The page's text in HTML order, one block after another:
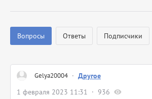
Вопросы Ответы Подписчики
Gelya20004 · Другое
1 февраля 2023 11:31
936